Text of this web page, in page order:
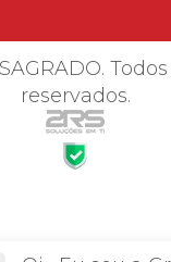
reservados.